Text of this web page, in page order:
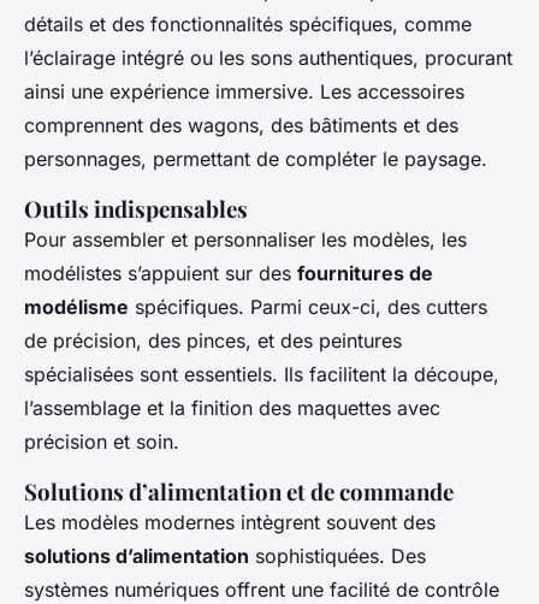
détails et des fonctionnalités spécifiques, comme
l’éclairage intégré ou les sons authentiques, procurant
ainsi une expérience immersive. Les accessoires
comprennent des wagons, des bâtiments et des
personnages, permettant de compléter le paysage.
Outils indispensables
Pour assembler et personnaliser les modèles, les
modélistes s’appuient sur des fournitures de
modélisme spécifiques. Parmi ceux-ci, des cutters
de précision, des pinces, et des peintures
spécialisées sont essentiels. Ils facilitent la découpe,
l’assemblage et la finition des maquettes avec
précision et soin.
Solutions d’alimentation et de commande
Les modèles modernes intègrent souvent des
solutions d’alimentation sophistiquées. Des
systèmes numériques offrent une facilité de contrôle